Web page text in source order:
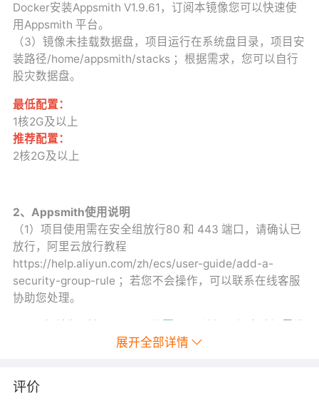
Docker安装Appsmith V1.9.61，订阅本镜像您可以快速使
用Appsmith 平台。
（3）镜像未挂载数据盘，项目运行在系统盘目录，项目安
装路径/home/appsmith/stacks ；根据需求，您可以自行
股灾数据盘。
最低配置：
1核2G及以上
推荐配置：
2核2G及以上
2、Appsmith使用说明
（1）项目使用需在安全组放行80 和 443 端口，请确认已
放行，阿里云放行教程
https://help.aliyun.com/zh/ecs/user-guide/add-a-
security-group-rule ；若您不会操作，可以联系在线客服
协助您处理。
行初始化，请创建管理员账号，填写您的First name（名
展开全部详情
评价